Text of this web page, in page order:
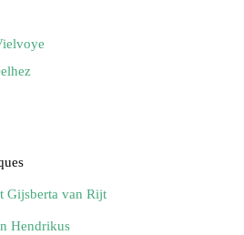
Gijsberta van Rijt
Hendrikus